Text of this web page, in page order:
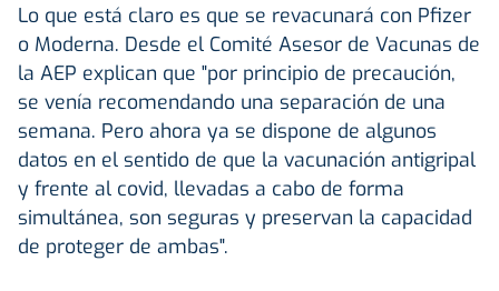
Lo que está claro es que se revacunará con Pfizer
o Moderna. Desde el Comité Asesor de Vacunas de
la AEP explican que "por principio de precaución,
se venía recomendando una separación de una
semana. Pero ahora ya se dispone de algunos
datos en el sentido de que la vacunación antigripal
y frente al covid, llevadas a cabo de forma
simultánea, son seguras y preservan la capacidad
de proteger de ambas".